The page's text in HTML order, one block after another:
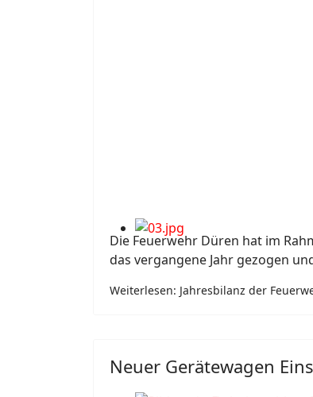
Die Feuerwehr Düren hat im
das vergangene Jahr gezogen
Weiterlesen: Jahresbilanz der
Neuer Gerätewagen